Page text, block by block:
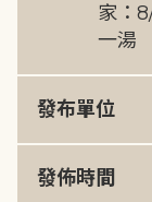
家：
一湯
發布單位
發佈時間